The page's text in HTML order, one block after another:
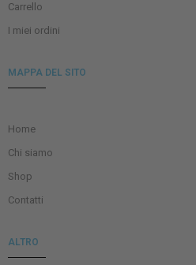
Carrello
I miei ordini
MAPPA DEL SITO
Home
Chi siamo
Shop
Contatti
ALTRO